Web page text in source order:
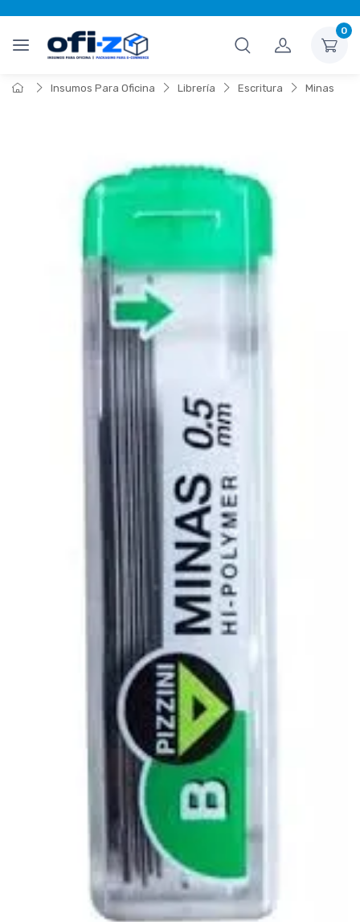
0
Insumos Para Oficina Librería Escritura Minas